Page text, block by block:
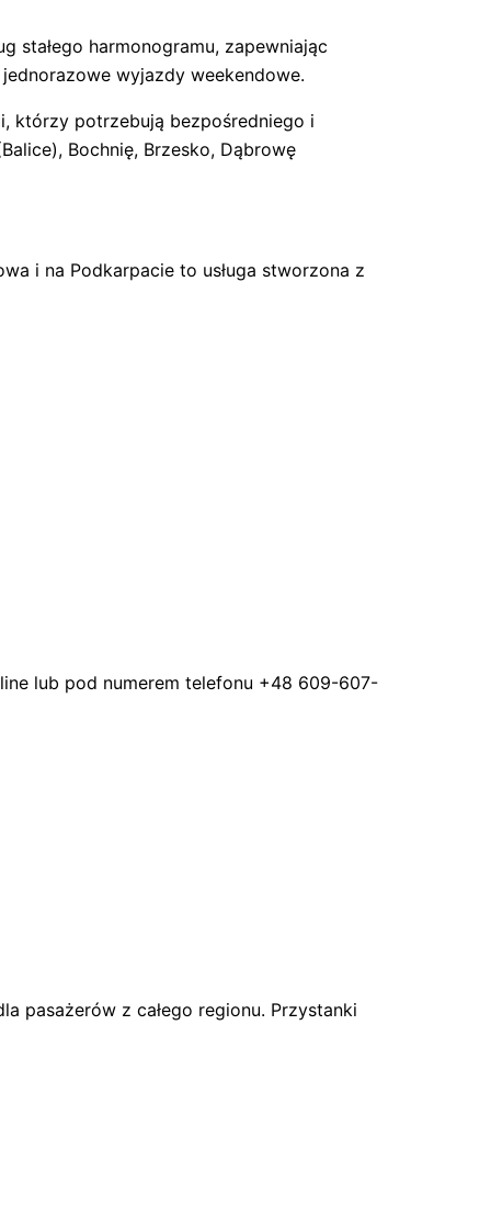
stałego harmonogramu, zapewniając
wyjazdy weekendowe.
którzy potrzebują bezpośredniego i
Bochnię, Brzesko, Dąbrowę
i na Podkarpacie to usługa stworzona z
lub pod numerem telefonu +48 609-607-
pasażerów z całego regionu. Przystanki